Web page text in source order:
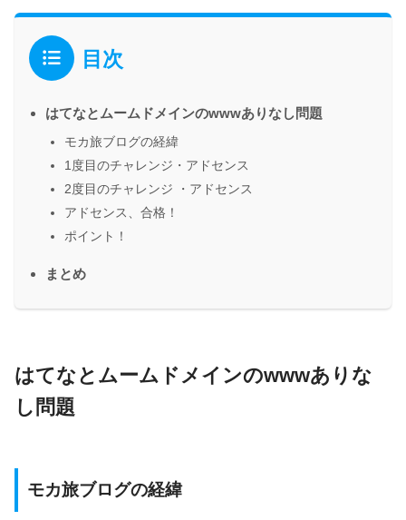
目次
はてなとムームドメインのwwwありなし問題
モカ旅ブログの経緯
1度目のチャレンジ・アドセンス
2度目のチャレンジ ・アドセンス
アドセンス、合格！
ポイント！
まとめ
はてなとムームドメインのwwwありな
し問題
モカ旅ブログの経緯